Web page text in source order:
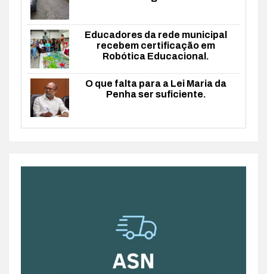
Educadores da rede municipal
recebem certificação em
Robótica Educacional.
O que falta para a Lei Maria da
Penha ser suficiente.